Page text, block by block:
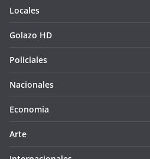
Locales
Golazo HD
Policiales
Nacionales
Economia
Arte